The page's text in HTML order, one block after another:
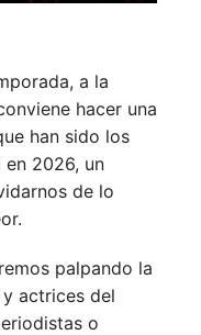
a la
hacer una
han sido los
2026, un
de lo
palpando la
actrices del
o